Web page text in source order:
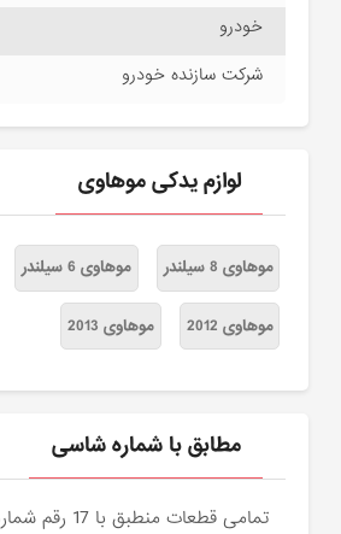
خودرو
شرکت سازنده خودرو
لوازم یدکی موهاوی
موهاوی 8 سیلندر موهاوی 6 سیلندر
موهاوی 2012 موهاوی 2013
مطابق با شماره شاسی
تمامی قطعات منطبق با 17 رقم شماره شاسی خودرو بررسی می شوند و دقیقا نمونه اصلی آن برای مشتریان عزیز ارسال می شود.